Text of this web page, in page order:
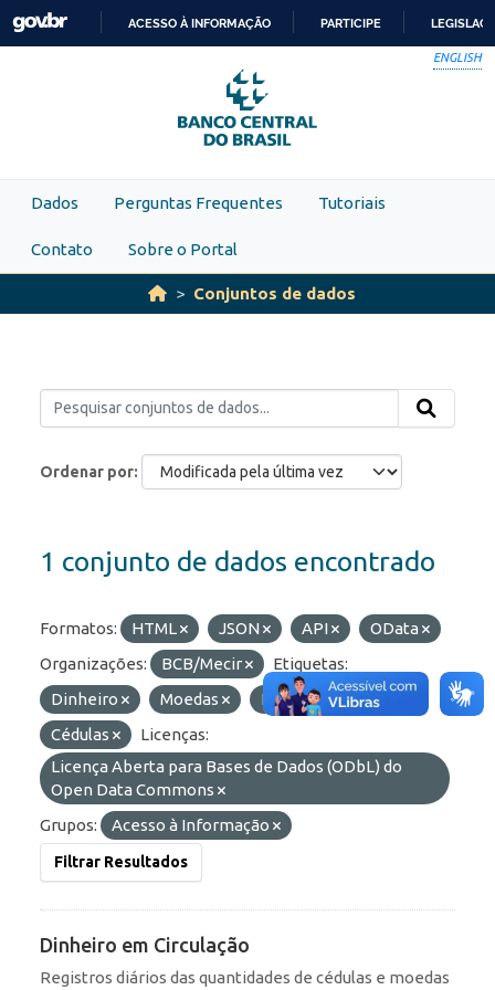
Skip to main content
PARA
O
CONTEÚDO
ACESSO À INFORMAÇÃO PARTICIPE
ENGLISH
Dados Perguntas Frequentes Tutoriais
Contato Sobre o Portal
Conjuntos de dados
Ordenar por
1 conjunto de dados encontrado
Formatos: HTML JSON API
OData
Organizações:
BCB/Mecir
Etiquetas:
Dinheiro
Moedas
Numerário
Cédulas
Licenças:
Licença Aberta para Bases de Dados (ODbL) do
Open Data Commons
Grupos:
Acesso à Informação
Filtrar Resultados
Dinheiro em Circulação
Registros diários das quantidades de cédulas e moedas